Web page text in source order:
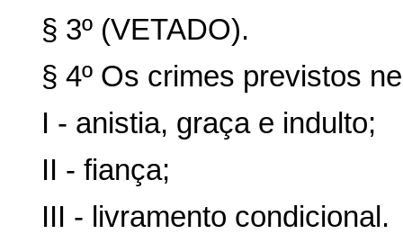
§ 3º (VETADO).
§ 4º Os crimes previstos
I - anistia, graça e indulto;
II - fiança;
III - livramento condicional.